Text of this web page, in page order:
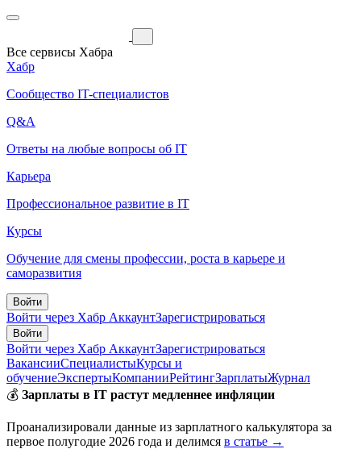
Все сервисы Хабра
Хабр
Сообщество IT-специалистов
Q&A
Ответы на любые вопросы об IT
Карьера
Профессиональное развитие в IT
Курсы
Обучение для смены профессии, роста в карьере и
саморазвития
Войти
Войти через Хабр АккаунтЗарегистрироваться
Войти
Войти через Хабр АккаунтЗарегистрироваться
ВакансииСпециалистыКурсы и
обучениеЭкспертыКомпанииРейтингЗарплатыЖурнал
💰 Зарплаты в IT растут медленнее инфляции
Проанализировали данные из зарплатного калькулятора за
первое полугодие 2026 года и делимся в статье →